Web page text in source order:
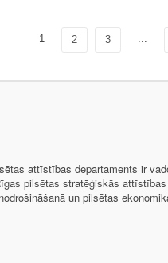
1 2 3 ...
attīstības departaments ir
pilsētas stratēģiskās
un pilsētas